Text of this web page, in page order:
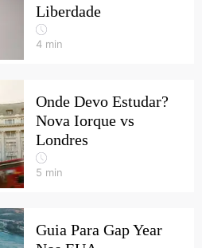
Liberdade
4 min
Onde Devo Estudar?
Nova Iorque vs
Londres
5 min
Guia Para Gap Year